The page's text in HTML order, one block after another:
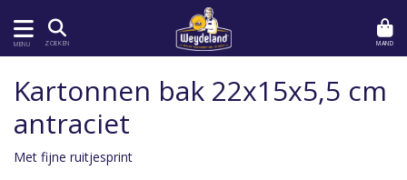
MENU ZOEKEN MAND
Kartonnen bak 22x15x5,5 cm
antraciet
Met fijne ruitjesprint